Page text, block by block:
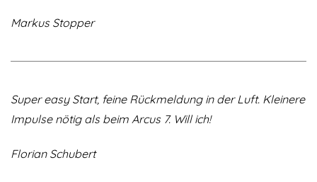
Markus Stopper
Super easy Start, feine Rückmeldung in der Luft. Kleinere
Impulse nötig als beim Arcus 7. Will ich!
Florian Schubert